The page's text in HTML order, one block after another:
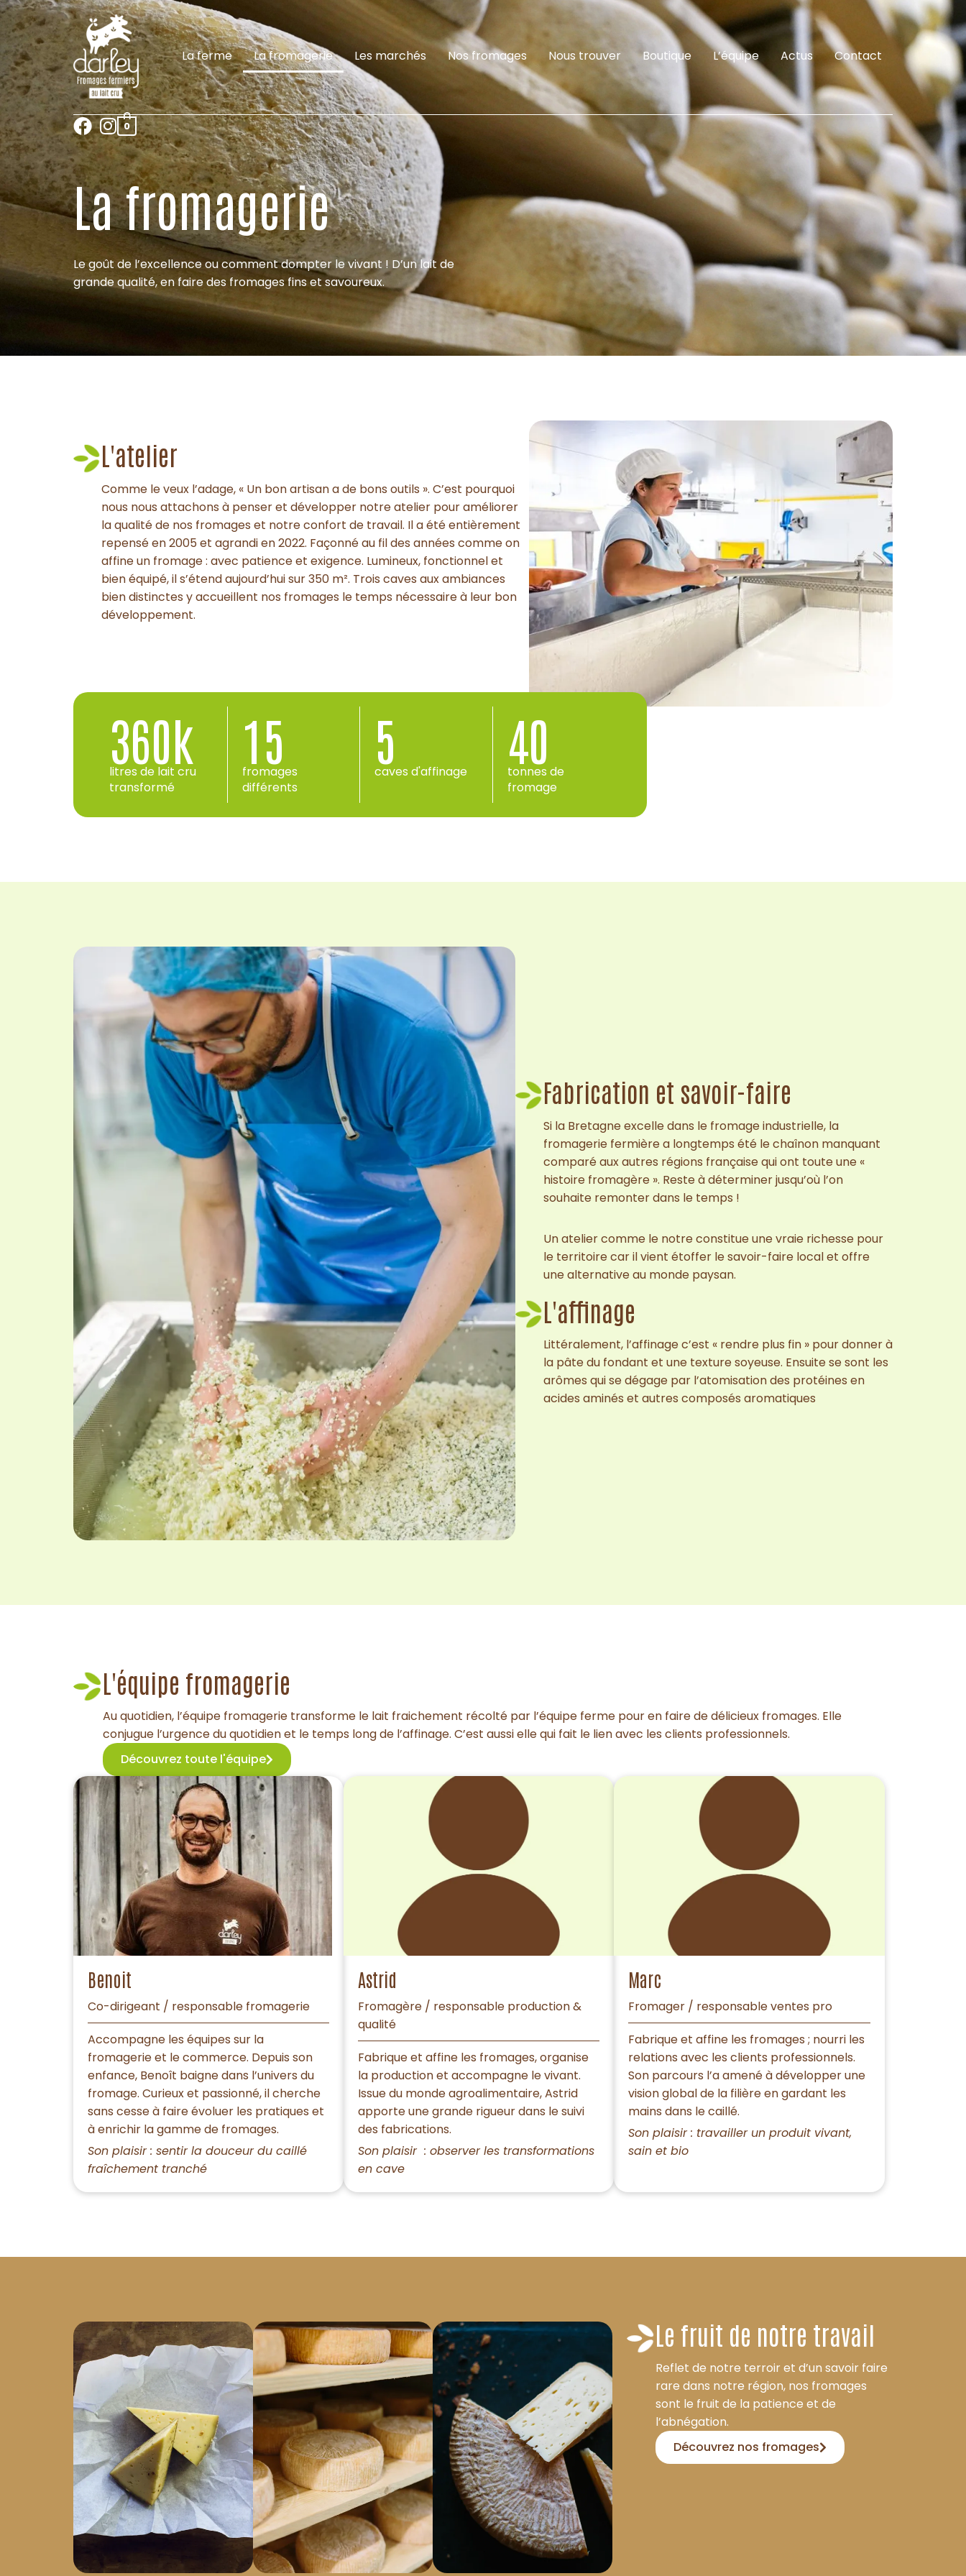
La ferme La fromagerie Les marchés Nos fromages Nous trouver Boutique L’équipe Actus Contact
0
La fromagerie
Le goût de l’excellence ou comment dompter le vivant ! D’un lait de
grande qualité, en faire des fromages fins et savoureux.
L'atelier
Comme le veux l’adage, « Un bon artisan a de bons outils ». C’est pourquoi
nous nous attachons à penser et développer notre atelier pour améliorer
la qualité de nos fromages et notre confort de travail. Il a été entièrement
repensé en 2005 et agrandi en 2022. Façonné au fil des années comme on
affine un fromage : avec patience et exigence. Lumineux, fonctionnel et
bien équipé, il s’étend aujourd’hui sur 350 m². Trois caves aux ambiances
bien distinctes y accueillent nos fromages le temps nécessaire à leur bon
développement.
litres de lait cru
transformé
360k
fromages
différents
15
caves d'affinage
5
tonnes de
fromage
40
Fabrication et savoir-faire
Si la Bretagne excelle dans le fromage industrielle, la
fromagerie fermière a longtemps été le chaînon manquant
comparé aux autres régions française qui ont toute une «
histoire fromagère ». Reste à déterminer jusqu’où l’on
souhaite remonter dans le temps !
Un atelier comme le notre constitue une vraie richesse pour
le territoire car il vient étoffer le savoir-faire local et offre
une alternative au monde paysan.
L'affinage
Littéralement, l’affinage c’est « rendre plus fin » pour donner à
la pâte du fondant et une texture soyeuse. Ensuite se sont les
arômes qui se dégage par l’atomisation des protéines en
acides aminés et autres composés aromatiques
L'équipe fromagerie
Au quotidien, l’équipe fromagerie transforme le lait fraichement récolté par l’équipe ferme pour en faire de délicieux fromages. Elle
conjugue l’urgence du quotidien et le temps long de l’affinage. C’est aussi elle qui fait le lien avec les clients professionnels.
Découvrez toute l'équipe
Benoit
Co-dirigeant / responsable fromagerie
Accompagne les équipes sur la
fromagerie et le commerce. Depuis son
enfance, Benoît baigne dans l’univers du
fromage. Curieux et passionné, il cherche
sans cesse à faire évoluer les pratiques et
à enrichir la gamme de fromages.
Son plaisir : sentir la douceur du caillé
fraîchement tranché
Astrid
Fromagère / responsable production &
qualité
Fabrique et affine les fromages, organise
la production et accompagne le vivant.
Issue du monde agroalimentaire, Astrid
apporte une grande rigueur dans le suivi
des fabrications.
Son plaisir : observer les transformations
en cave
Marc
Fromager / responsable ventes pro
Fabrique et affine les fromages ; nourri les
relations avec les clients professionnels.
Son parcours l’a amené à développer une
vision global de la filière en gardant les
mains dans le caillé.
Son plaisir : travailler un produit vivant,
sain et bio
Le fruit de notre travail
Reflet de notre terroir et d’un savoir faire
rare dans notre région, nos fromages
sont le fruit de la patience et de
l’abnégation.
Découvrez nos fromages